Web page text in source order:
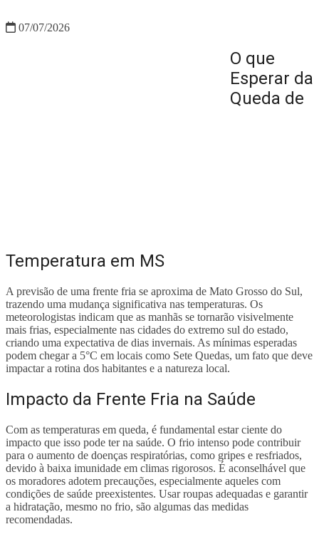
07/07/2026
O que
Esperar da
Queda de
Temperatura em MS
A previsão de uma frente fria se aproxima de Mato Grosso do Sul,
trazendo uma mudança significativa nas temperaturas. Os
meteorologistas indicam que as manhãs se tornarão visivelmente
mais frias, especialmente nas cidades do extremo sul do estado,
criando uma expectativa de dias invernais. As mínimas esperadas
podem chegar a 5°C em locais como Sete Quedas, um fato que deve
impactar a rotina dos habitantes e a natureza local.
Impacto da Frente Fria na Saúde
Com as temperaturas em queda, é fundamental estar ciente do
impacto que isso pode ter na saúde. O frio intenso pode contribuir
para o aumento de doenças respiratórias, como gripes e resfriados,
devido à baixa imunidade em climas rigorosos. É aconselhável que
os moradores adotem precauções, especialmente aqueles com
condições de saúde preexistentes. Usar roupas adequadas e garantir
a hidratação, mesmo no frio, são algumas das medidas
recomendadas.